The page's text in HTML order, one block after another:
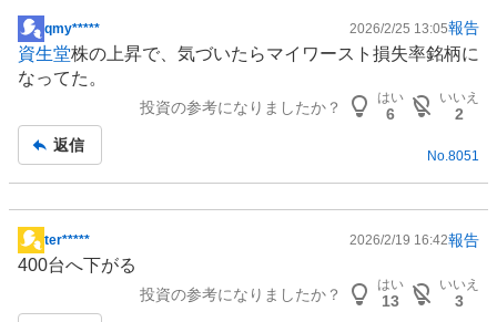
掲
示
板
qmy***** 2026/2/25 13:05報告
資生堂株の上昇で、気づいたらマイワースト損失率銘柄に
なってた。
投資の参考になりましたか？
はい
6
いいえ
2
返信
No.8051
掲
示
ter***** 2026/2/19 16:42報告
400台へ下がる
投資の参考になりましたか？
はい
13
いいえ
3